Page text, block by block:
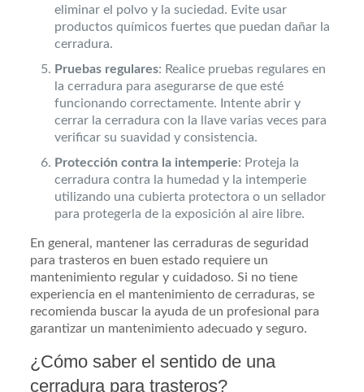
eliminar el polvo y la suciedad. Evite usar
productos químicos fuertes que puedan dañar la
cerradura.
Pruebas regulares: Realice pruebas regulares en
la cerradura para asegurarse de que esté
funcionando correctamente. Intente abrir y
cerrar la cerradura con la llave varias veces para
verificar su suavidad y consistencia.
Protección contra la intemperie: Proteja la
cerradura contra la humedad y la intemperie
utilizando una cubierta protectora o un sellador
para protegerla de la exposición al aire libre.
En general, mantener las cerraduras de seguridad
para trasteros en buen estado requiere un
mantenimiento regular y cuidadoso. Si no tiene
experiencia en el mantenimiento de cerraduras, se
recomienda buscar la ayuda de un profesional para
garantizar un mantenimiento adecuado y seguro.
¿Cómo saber el sentido de una
cerradura para trasteros?